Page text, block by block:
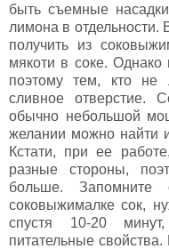
быть съемные
лимона в
получить из
мякоти в соке. Однако
поэтому тем, кто не
сливное отверстие.
обычно небольшой
желании можно найти
Кстати, при ее
разные стороны,
больше.
соковыжималке сок,
спустя 10-20
питательные